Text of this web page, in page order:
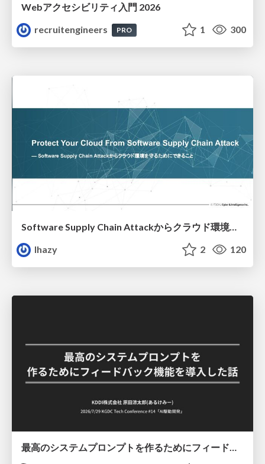
Webアクセシビリティ入門 2026
recruitengineers
PRO 1 300
Software Supply Chain Attackからクラウド環境を守るためにできること
lhazy
2 120